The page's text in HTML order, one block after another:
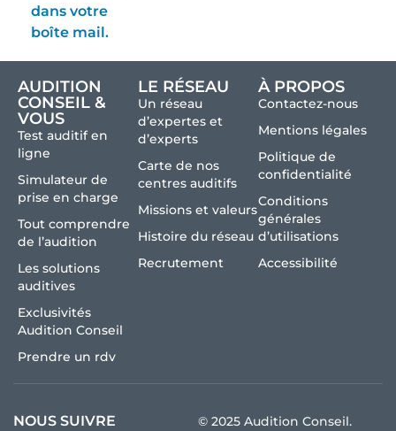
dans votre
boîte mail.
AUDITION
CONSEIL &
VOUS
Test auditif en
ligne
Simulateur de
prise en charge
Tout comprendre
de l’audition
Les solutions
auditives
Exclusivités
Audition Conseil
Prendre un rdv
LE RÉSEAU
Un réseau
d’expertes et
d’experts
Carte de nos
centres auditifs
Missions et valeurs
Histoire du réseau
Recrutement
À PROPOS
Contactez-nous
Mentions légales
Politique de
confidentialité
Conditions
générales
d’utilisations
Accessibilité
NOUS SUIVRE
© 2025 Audition Conseil.